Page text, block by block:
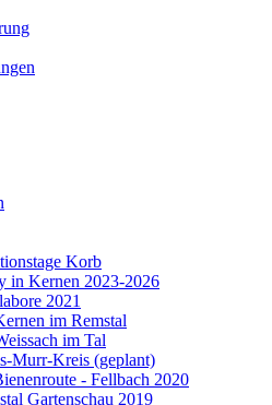
Korb
in Kernen 2023-2026
2021
im Remstal
im Tal
Murr-Kreis (geplant)
- Fellbach 2020
Gartenschau 2019